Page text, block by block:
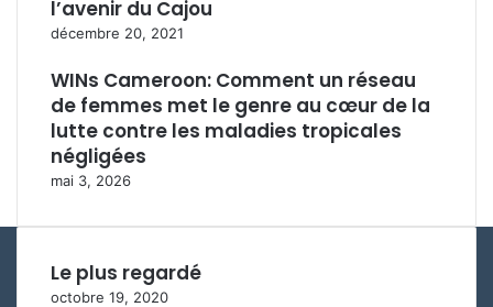
l’avenir du Cajou
décembre 20, 2021
WINs Cameroon: Comment un réseau
de femmes met le genre au cœur de la
lutte contre les maladies tropicales
négligées
mai 3, 2026
Le plus regardé
octobre 19, 2020